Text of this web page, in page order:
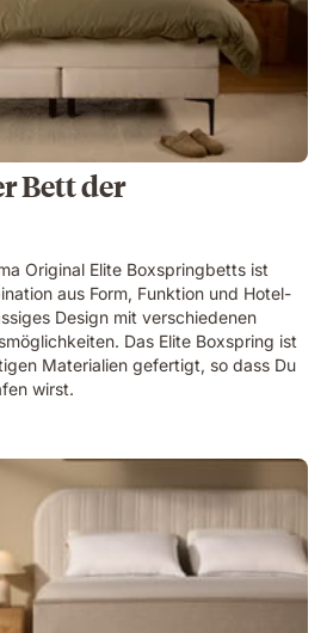
Bett der
Original Elite Boxspringbetts ist
aus Form, Funktion und Hotel-
Design mit verschiedenen
Das Elite Boxspring ist
Materialien gefertigt, so dass Du
wirst.